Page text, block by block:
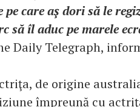
pe care aş dori să le
să îl aduc pe marele
Daily Telegraph,
de origine
împreună cu